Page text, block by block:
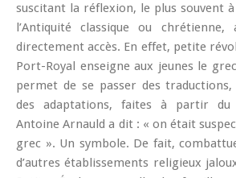
suscitant la réflexion, le plus souvent
l’Antiquité classique ou chrétienne,
directement accès. En effet, petite
Port-Royal enseigne aux jeunes le
permet de se passer des
des adaptations, faites à partir du
Antoine Arnauld a dit : « on était
grec ». Un symbole. De fait,
d’autres établissements religieux